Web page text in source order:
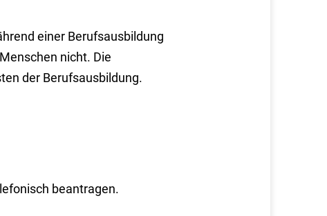
einer Berufsausbildung
nicht. Die
der Berufsausbildung.
beantragen.